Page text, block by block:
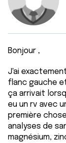
Bonjour ,
J'ai
flanc gauche
ça arrivait
eu un rv avec
première
analyses de
magnésium,